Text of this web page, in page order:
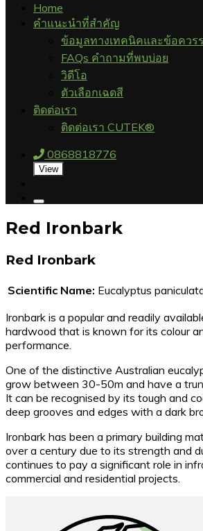
Home
คำแนะนำที่สำคัญ
ข้อมูลทางเทคนิคและข้อควร
FAQs คำถามที่พบบ่อย
วิดีโอ
ตัวเลือกเฉดสี
ติดต่อเรา
ติดต่อเรา CUTEK®
0868818776
View
Red Ironbark
Red Ironbark
Scientific Name: Eucalyptus
Ironbark is a popular and readily
hardwood that is known for its colour
performance.
One of the distinctive Australian
grow between 30-50m and have a
It can be recognised by its tough and
deep grooves and edges with a dark
Ironbark has been a primary building
over a century due to its strength and
continues to pay a significant role in
commercial and residential projects.